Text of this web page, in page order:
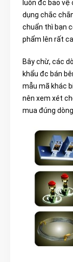
luôn đc bảo
dụng chắc
chuẩn thì bạn
phẩm lên rất
Bây chừ, các
khẩu đc bán
mẫu mã khác
nên xem xét
mua đúng